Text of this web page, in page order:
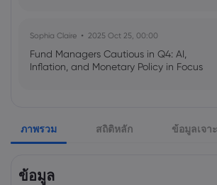
Sophia Claire 2025 Oct 25, 00:00
Fund Managers Cautious in Q4: AI,
Inflation, and Monetary Policy in Focus
US Government Shutdown Threatens
October Inflation Data Release
ภาพรวม สถิติหลัก ข้อมูลเจา
ข้อมูล